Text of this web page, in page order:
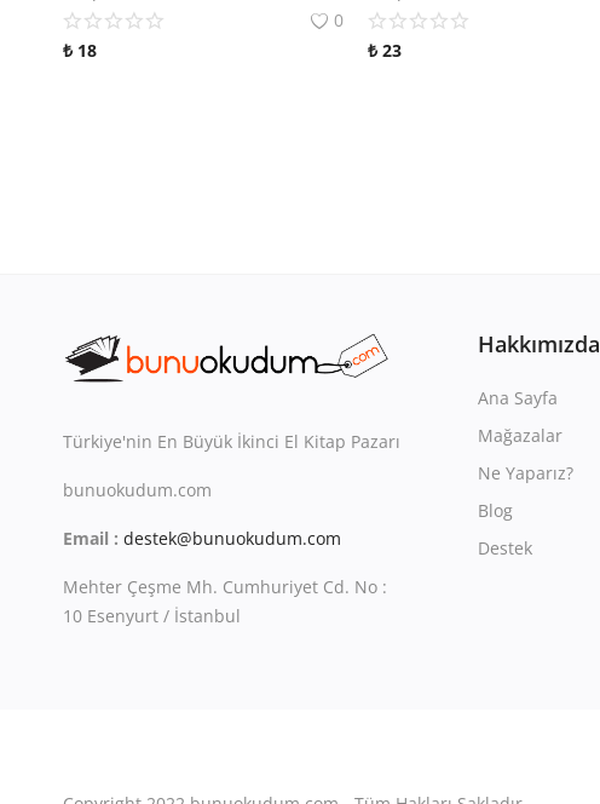
0
₺ 18
₺ 23
Türkiye'nin En Büyük İkinci El Kitap Pazarı
bunuokudum.com
Email : destek@bunuokudum.com
Mehter Çeşme Mh. Cumhuriyet Cd. No :
10 Esenyurt / İstanbul
Hakkımızda
Ana Sayfa
Mağazalar
Ne Yaparız?
Blog
Destek